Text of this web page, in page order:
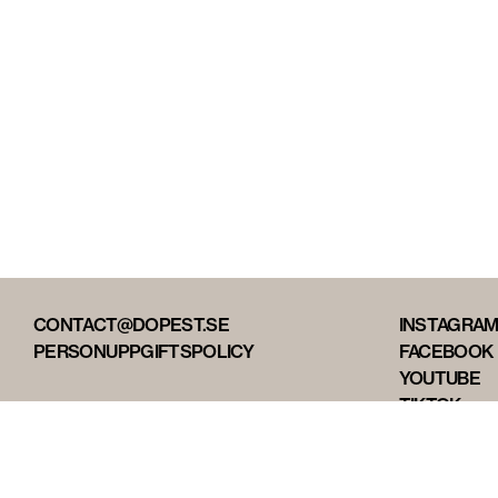
CONTACT@DOPEST.SE
PERSONUPPGIFTSPOLICY
INSTAGRAM
FACEBOOK
YOUTUBE
TIKTOK